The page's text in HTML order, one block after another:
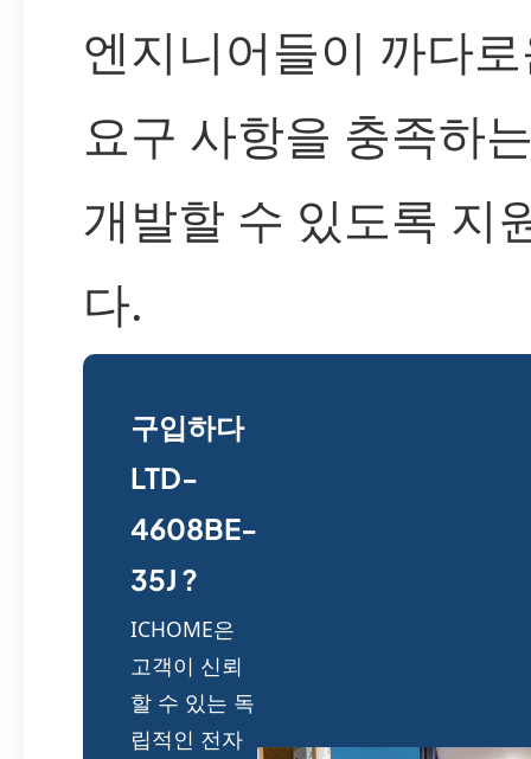
엔지니어들이 까다
요구 사항을 충족하
개발할 수 있도록 지
다.
구입하다
LTD-
4608BE-
35J ?
ICHOME은
고객이 신뢰
할 수 있는 독
립적인 전자